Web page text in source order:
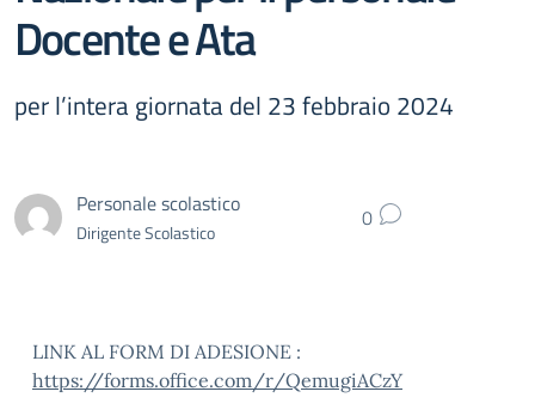
Docente e Ata
per l’intera giornata del 23 febbraio 2024
Personale scolastico
Dirigente Scolastico 0
LINK AL FORM DI ADESIONE :
https://forms.office.com/r/QemugiACzY